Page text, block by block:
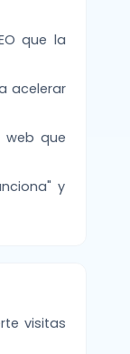
que la
acelerar
web que
y
visitas